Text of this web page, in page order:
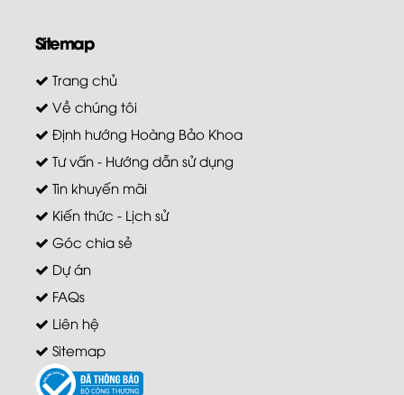
Sitemap
Trang chủ
Về chúng tôi
Định hướng Hoàng Bảo Khoa
Tư vấn - Hướng dẫn sử dụng
Tin khuyến mãi
Kiến thức - Lịch sử
Góc chia sẻ
Dự án
FAQs
Liên hệ
Sitemap